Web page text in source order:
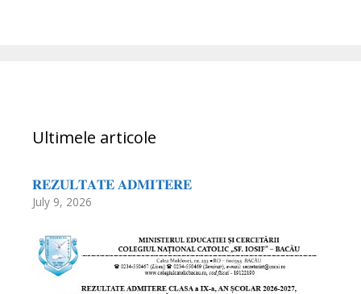
Ultimele articole
𝐑𝐄𝐙𝐔𝐋𝐓𝐀𝐓𝐄 𝐀𝐃𝐌𝐈𝐓𝐄𝐑𝐄
July 9, 2026